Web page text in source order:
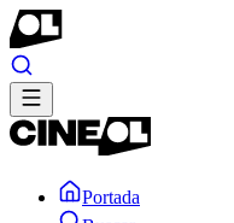
Portada